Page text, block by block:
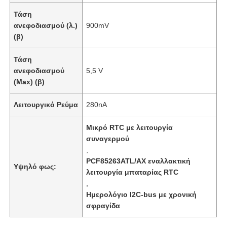
Τάση
ανεφοδιασμού (λ.)
(β)
900mV
Τάση
ανεφοδιασμού
(Max) (β)
5,5 V
Λειτουργικό Ρεύμα 280nA
Υψηλό φως:
Μικρό RTC με λειτουργία
συναγερμού
PCF85263ATL/AX εναλλακτική
λειτουργία μπαταρίας RTC
Ημερολόγιο I2C-bus με χρονική
σφραγίδα